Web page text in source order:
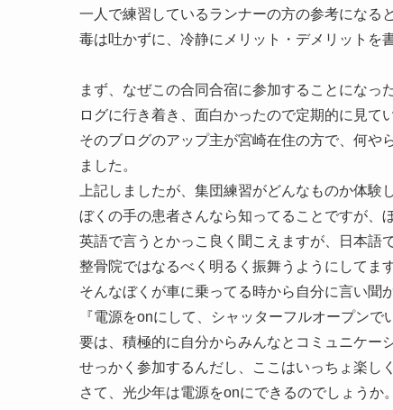
一人で練習しているランナーの方の参考になる
毒は吐かずに、冷静にメリット・デメリットを
まず、なぜこの合同合宿に参加することにな
ログに行き着き、面白かったので定期的に見て
そのブログのアップ主が宮崎在住の方で、何や
ました。
上記しましたが、集団練習がどんなものか体験
ぼくの手の患者さんなら知ってることですが、
英語で言うとかっこ良く聞こえますが、日本語
整骨院ではなるべく明るく振舞うようにしてま
そんなぼくが車に乗ってる時から自分に言い聞
『電源をonにして、シャッターフルオープンで
要は、積極的に自分からみんなとコミュニケー
せっかく参加するんだし、ここはいっちょ楽し
さて、光少年は電源をonにできるのでしょうか。